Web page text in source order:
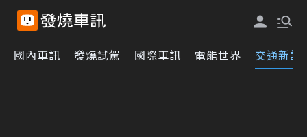
國內車訊 發燒試駕 國際車訊 電能世界 交通新訊